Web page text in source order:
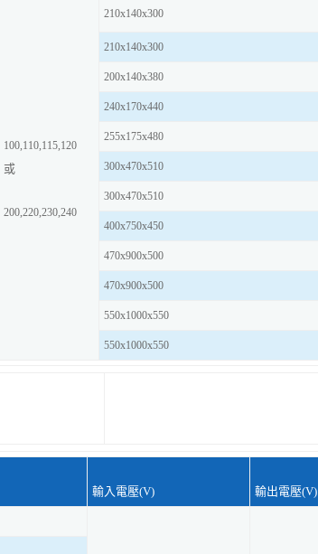
100,110,115,120
或
200,220,230,240
210x140x300
210x140x300
200x140x380
240x170x440
255x175x480
300x470x510
300x470x510
400x750x450
470x900x500
470x900x500
550x1000x550
550x1000x550
輸入電壓(V) 輸出電壓(V)